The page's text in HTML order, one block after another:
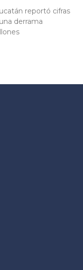
reportó cifras
derrama